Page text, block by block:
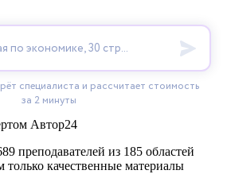
Автор24
преподавателей из 185 областей
качественные материалы